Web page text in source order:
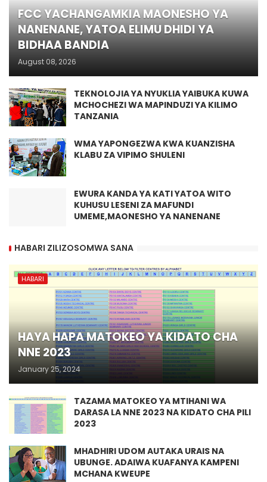
FCC YACHANGAMKIA MAONESHO YA
NANENANE, YATOA ELIMU DHIDI YA
BIDHAA BANDIA
August 08, 2026
TEKNOLOJIA YA NYUKLIA YAIBUKA KUWA
MCHOCHEZI WA MAPINDUZI YA KILIMO
TANZANIA
WMA YAPONGEZWA KWA KUANZISHA
KLABU ZA VIPIMO SHULENI
EWURA KANDA YA KATI YATOA WITO
KUHUSU LESENI ZA MAFUNDI
UMEME,MAONESHO YA NANENANE
HABARI ZILIZOSOMWA SANA
HABARI
HAYA HAPA MATOKEO YA KIDATO CHA
NNE 2023
January 25, 2024
TAZAMA MATOKEO YA MTIHANI WA
DARASA LA NNE 2023 NA KIDATO CHA PILI
2023
MHADHIRI UDOM AUTAKA URAIS NA
UBUNGE. ADAIWA KUAFANYA KAMPENI
MCHANA KWEUPE